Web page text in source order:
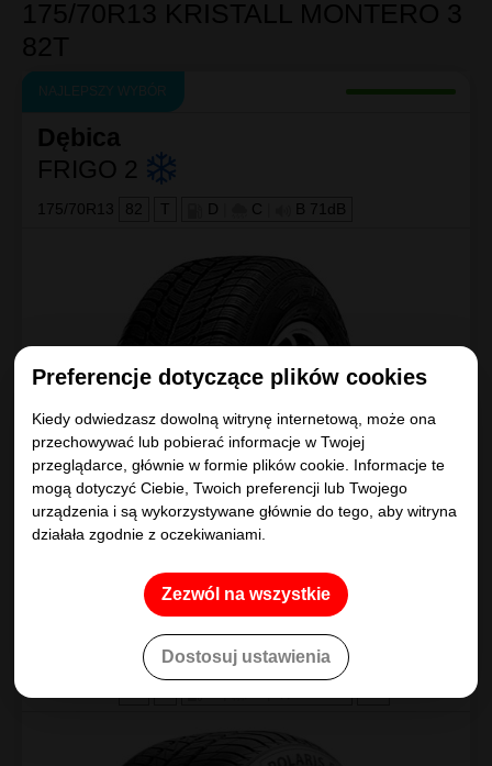
Preferencje dotyczące plików cookies
Kiedy odwiedzasz dowolną witrynę internetową, może ona
przechowywać lub pobierać informacje w Twojej
przeglądarce, głównie w formie plików cookie. Informacje te
mogą dotyczyć Ciebie, Twoich preferencji lub Twojego
urządzenia i są wykorzystywane głównie do tego, aby witryna
działała zgodnie z oczekiwaniami.
Zezwól na wszystkie
Dostosuj ustawienia
NAJLEPSZY WYBÓR
Dębica
FRIGO 2
175/70R13 82 T D C B 71dB
Porównaj
4,9 33 opinii
215.46 zł/szt Kup
NAJLEPSZY WYBÓR
POLARIS 5